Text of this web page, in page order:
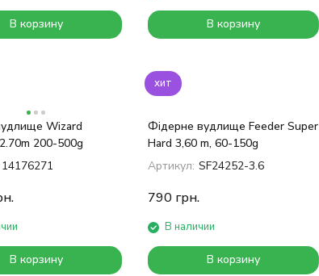
В корзину В корзину
Wizard
200-500g
14176271
В корзину
хит
Фідерне вудлище Feeder Super
Hard 3,60 m, 60-150g
Артикул: SF24252-3.6
790 грн.
В наличии
В корзину